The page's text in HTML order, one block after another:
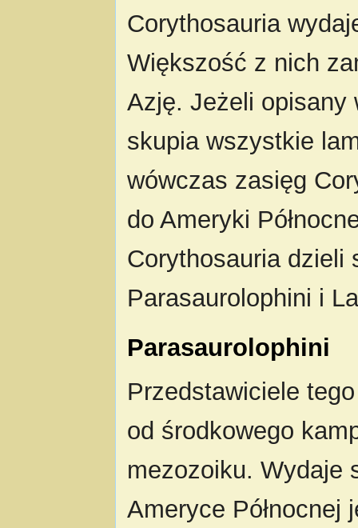
Corythosauria
Większość z nich
Azję. Jeżeli opisany
skupia wszystkie
wówczas zasięg
do Ameryki
Corythosauria dzieli
Parasaurolophini i
Parasaurolophini
Przedstawiciele
od środkowego
mezozoiku. Wydaje
Ameryce Północnej